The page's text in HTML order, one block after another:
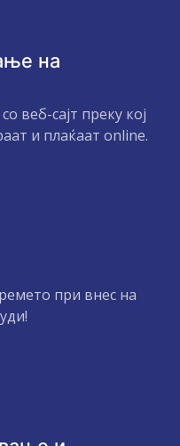
на
веб-сајт преку кој
и плаќаат online.
при внес на